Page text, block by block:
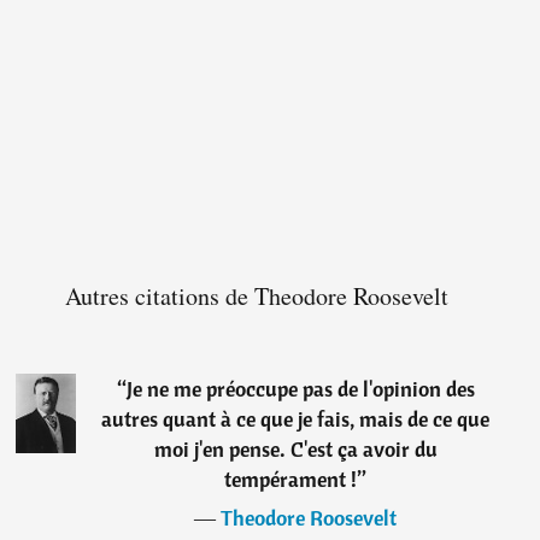
Autres citations de Theodore Roosevelt
“Je ne me préoccupe pas de l'opinion des
autres quant à ce que je fais, mais de ce que
moi j'en pense. C'est ça avoir du
tempérament !”
―Theodore Roosevelt